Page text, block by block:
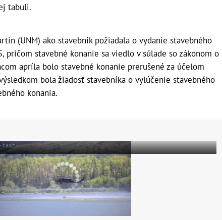
tabuli.
(UNM) ako stavebník požiadala o vydanie stavebného
pričom stavebné konanie sa viedlo v súlade so zákonom o
apríla bolo stavebné konanie prerušené za účelom
bola žiadosť stavebníka o vylúčenie stavebného
konania.